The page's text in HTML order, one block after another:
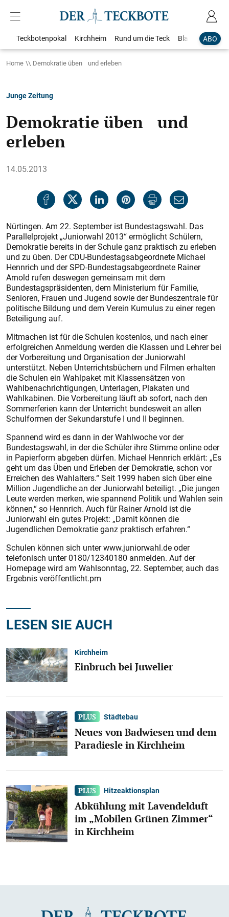
ABO
Teckbotenpokal Kirchheim Rund um die Teck Blaulicht
Home Demokratie üben und erleben
Junge Zeitung
Demokratie üben und
erleben
14.05.2013
Nürtingen. Am 22. September ist Bundestagswahl. Das
Parallelprojekt „Juniorwahl 2013“ ermöglicht Schülern,
Demokratie bereits in der Schule ganz praktisch zu erleben
und zu üben. Der CDU-Bundestagsabgeordnete Michael
Hennrich und der SPD-Bundestagsabgeordnete Rainer
Arnold rufen deswegen gemeinsam mit dem
Bundestagspräsidenten, dem Ministerium für Familie,
Senioren, Frauen und Jugend sowie der Bundeszentrale für
politische Bildung und dem Verein Kumulus zu einer regen
Beteiligung auf.
Mitmachen ist für die Schulen kostenlos, und nach einer
erfolgreichen Anmeldung werden die Klassen und Lehrer bei
der Vorbereitung und Organisation der Juniorwahl
unterstützt. Neben Unterrichtsbüchern und Filmen erhalten
die Schulen ein Wahlpaket mit Klassensätzen von
Wahlbenachrichtigungen, Unterlagen, Plakaten und
Wahlkabinen. Die Vorbereitung läuft ab sofort, nach den
Sommerferien kann der Unterricht bundesweit an allen
Schulformen der Sekundarstufe I und II beginnen.
Spannend wird es dann in der Wahlwoche vor der
Bundestagswahl, in der die Schüler ihre Stimme online oder
in Papierform abgeben dürfen. Michael Hennrich erklärt: „Es
geht um das Üben und Erleben der Demokratie, schon vor
Erreichen des Wahlalters.“ Seit 1999 haben sich über eine
Million Jugendliche an der Juniorwahl beteiligt. „Die jungen
Leute werden merken, wie spannend Politik und Wahlen sein
können,“ so Hennrich. Auch für Rainer Arnold ist die
Juniorwahl ein gutes Projekt: „Damit können die
Jugendlichen Demokratie ganz praktisch erfahren.“
Schulen können sich unter www.juniorwahl.de oder
telefonisch unter 0180/12340180 anmelden. Auf der
Homepage wird am Wahlsonntag, 22. September, auch das
Ergebnis veröffentlicht.pm
LESEN SIE AUCH
Kirchheim
Einbruch bei Juwelier
Städtebau
Neues von Badwiesen und dem
Paradiesle in Kirchheim
Hitzeaktionsplan
Abkühlung mit Lavendelduft
im „Mobilen Grünen Zimmer“
in Kirchheim